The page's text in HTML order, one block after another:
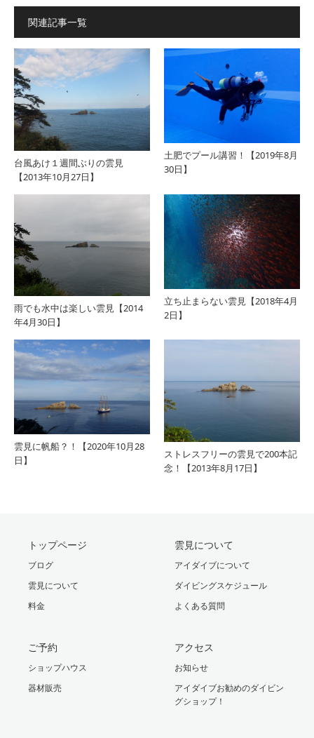
関連記事一覧
台風あけ１週間ぶりの雲見
【2013年10月27日】
土肥でプール講習！【2019年8月
30日】
雨でも水中は楽しい雲見【2014
年4月30日】
立ち止まらない雲見【2018年4月
2日】
雲見に帆船？！【2020年10月28
日】
ストレスフリーの雲見で200本記
念！【2013年8月17日】
トップページ
ブログ
雲見について
料金
雲見について
アイダイブについて
ダイビングスケジュール
よくある質問
ご予約
ショップハウス
器材販売
アクセス
お知らせ
アイダイブお勧めのダイビン
グショップ！